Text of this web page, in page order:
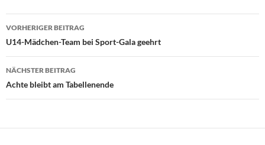
Beitragsnavigation
VORHERIGER BEITRAG
U14-Mädchen-Team bei Sport-Gala geehrt
NÄCHSTER BEITRAG
Achte bleibt am Tabellenende